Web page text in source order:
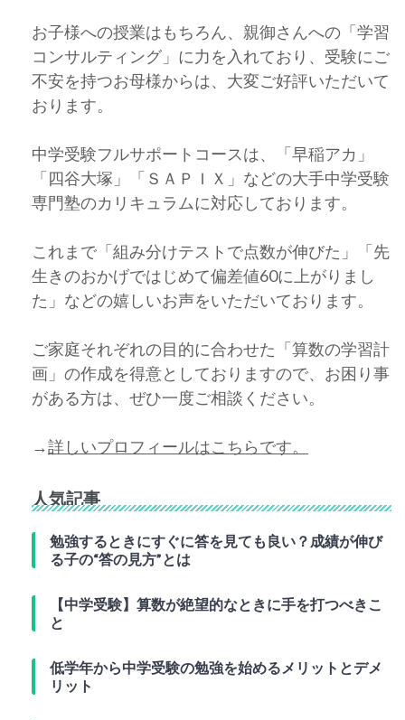
お子様への授業はもちろん、親御さんへの「学習
コンサルティング」に力を入れており、受験にご
不安を持つお母様からは、大変ご好評いただいて
おります。
中学受験フルサポートコースは、「早稲アカ」
「四谷大塚」「ＳＡＰＩＸ」などの大手中学受験
専門塾のカリキュラムに対応しております。
これまで「組み分けテストで点数が伸びた」「先
生きのおかげではじめて偏差値60に上がりまし
た」などの嬉しいお声をいただいております。
ご家庭それぞれの目的に合わせた「算数の学習計
画」の作成を得意としておりますので、お困り事
がある方は、ぜひ一度ご相談ください。
→詳しいプロフィールはこちらです。
人気記事
勉強するときにすぐに答を見ても良い？成績が伸び
る子の“答の見方”とは
【中学受験】算数が絶望的なときに手を打つべきこ
と
低学年から中学受験の勉強を始めるメリットとデメ
リット